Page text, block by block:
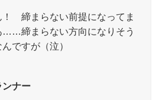
！ 締まらない前提になってま
締まらない方向になりそう
んですが（泣）
ンナー